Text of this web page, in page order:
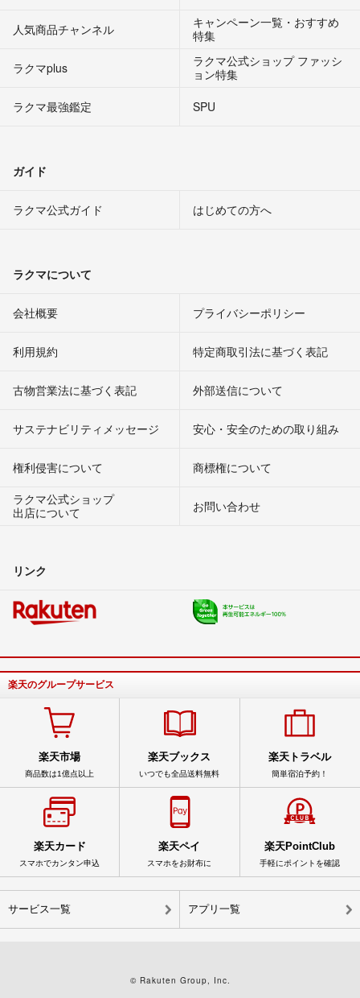
人気商品チャンネル
キャンペーン一覧・おすすめ
特集
ラクマplus
ラクマ公式ショップ ファッシ
ョン特集
ラクマ最強鑑定
SPU
ガイド
ラクマ公式ガイド はじめての方へ
ラクマについて
会社概要 プライバシーポリシー
利用規約 特定商取引法に基づく表記
古物営業法に基づく表記 外部送信について
サステナビリティメッセージ 安心・安全のための取り組み
権利侵害について
商標権について
ラクマ公式ショップ
出店について
お問い合わせ
リンク
楽天のグループサービス
楽天市場
商品数は1億点以上
楽天ブックス
いつでも全品送料無料
楽天トラベル
簡単宿泊予約！
楽天カード
スマホでカンタン申込
楽天ペイ
スマホをお財布に
楽天PointClub
手軽にポイントを確認
サービス一覧 アプリ一覧
© Rakuten Group, Inc.